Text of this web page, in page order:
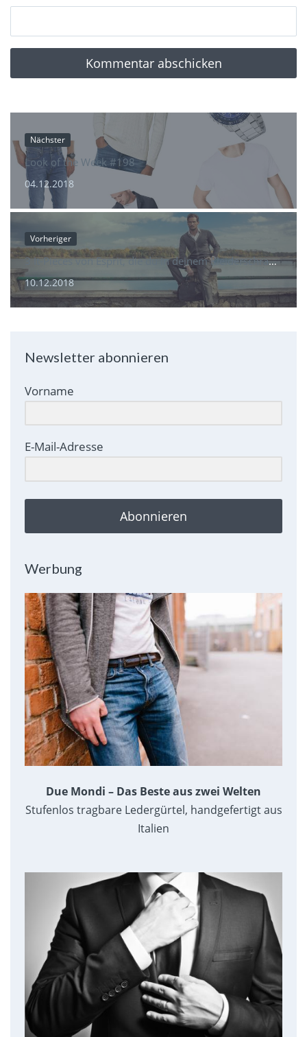
Nächster
Look of the Week #198
04.12.2018
Vorheriger
3 It-Pieces von Esprit, die du in deinem Kleiderschrank haben solltest
10.12.2018
Newsletter abonnieren
Vorname
E-Mail-Adresse
Abonnieren
Werbung
Due Mondi – Das Beste aus zwei Welten
Stufenlos tragbare Ledergürtel, handgefertigt aus
Italien